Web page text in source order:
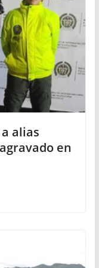
alias
en